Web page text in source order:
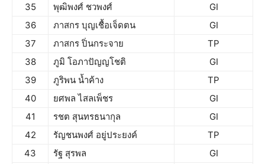
35
พุฒิพงศ์ ชวพงศ์
GI
36
ภาสกร บุญเชื้อเจ็ดตน
GI
37
ภาสกร ปิ่นกระจาย
TP
38
ภูมิ โอภาปัญญโชติ
GI
39
ภูริพน น้ำค้าง
TP
40
ยศพล ไสลเพ็ชร
GI
41
รชต สุนทรธนากุล
GI
42
รัญชนพงศ์ อยู่ประยงค์
TP
43
รัฐ สุรพล
GI